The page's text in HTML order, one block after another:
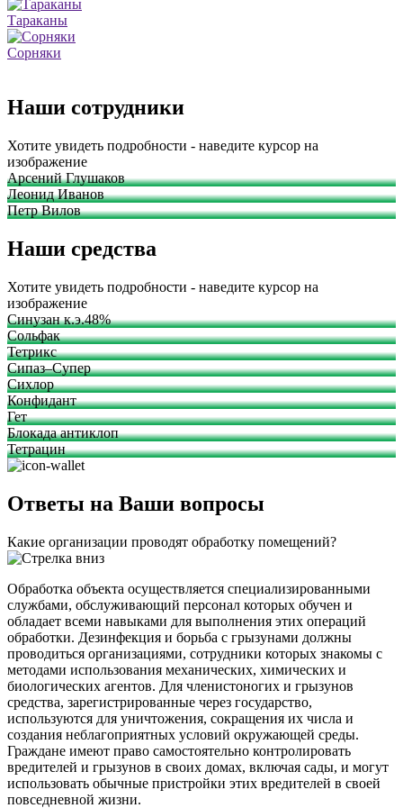
Тараканы
Сорняки
Наши сотрудники
Хотите увидеть подробности - наведите курсор на
изображение
Арсений Глушаков
Леонид Иванов
Петр Вилов
Наши средства
Хотите увидеть подробности - наведите курсор на
изображение
Синузан к.э.48%
Сольфак
Тетрикс
Сипаз–Супер
Сихлор
Конфидант
Гет
Блокада антиклоп
Тетрацин
Ответы на Ваши вопросы
Какие организации проводят обработку помещений?
Обработка объекта осуществляется специализированными
службами, обслуживающий персонал которых обучен и
обладает всеми навыками для выполнения этих операций
обработки. Дезинфекция и борьба с грызунами должны
проводиться организациями, сотрудники которых знакомы с
методами использования механических, химических и
биологических агентов. Для членистоногих и грызунов
средства, зарегистрированные через государство,
используются для уничтожения, сокращения их числа и
создания неблагоприятных условий окружающей среды.
Граждане имеют право самостоятельно контролировать
вредителей и грызунов в своих домах, включая сады, и могут
использовать обычные пристройки этих вредителей в своей
повседневной жизни.